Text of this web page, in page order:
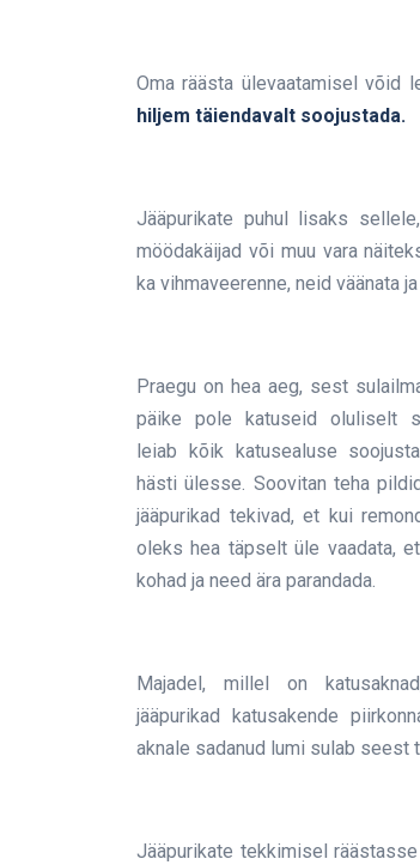
Oma räästa ülevaatamisel võid
hiljem täiendavalt soojustada.
Jääpurikate puhul lisaks
möödakäijad või muu vara
ka vihmaveerenne, neid väänata
Praegu on hea aeg, sest
päike pole katuseid oluliselt
leiab kõik katusealuse
hästi ülesse. Soovitan teha
jääpurikad tekivad, et kui
oleks hea täpselt üle vaadata,
kohad ja need ära parandada.
Majadel, millel on
jääpurikad katusakende
aknale sadanud lumi sulab seest
Jääpurikate tekkimisel